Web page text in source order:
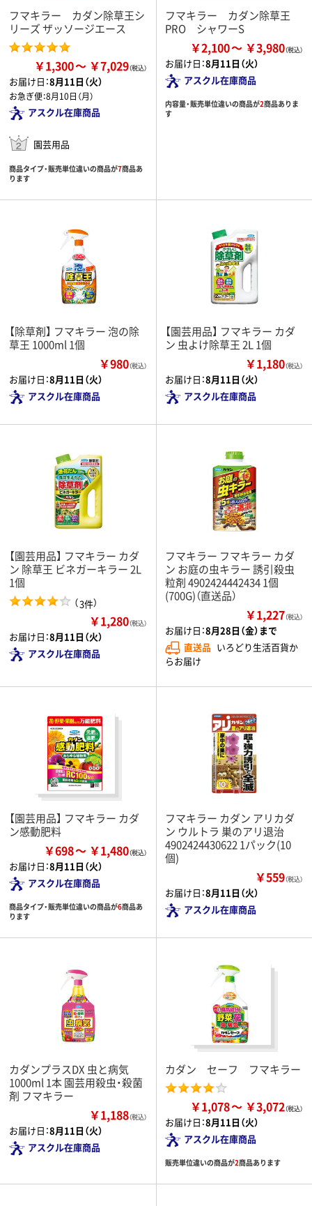
フマキラー カダン除草王シ
リーズ ザッソージエース
￥1,300 ￥7,029
お届け日：8月11日（火）
お急ぎ便：8月10日（月）
アスクル在庫商品
園芸用品
商品タイプ・販売単位違いの商品が7商品あ
ります
フマキラー カダン除草王
PRO シャワーS
￥2,100 ￥3,980
お届け日：8月11日（火）
アスクル在庫商品
内容量・販売単位違いの商品が2商品ありま
す
【除草剤】 フマキラー 泡の除
草王 1000ml 1個
￥980（税込）
お届け日：8月11日（火）
アスクル在庫商品
【園芸用品】 フマキラー カダ
ン 虫よけ除草王 2L 1個
￥1,180（税込）
お届け日：8月11日（火）
アスクル在庫商品
【園芸用品】 フマキラー カダ
ン 除草王 ビネガーキラー 2L
1個
（3件）
￥1,280（税込）
お届け日：8月11日（火）
アスクル在庫商品
フマキラー フマキラー カダ
ン お庭の虫キラー 誘引殺虫
粒剤 4902424442434 1個
(700G)（直送品）
￥1,227（税込）
お届け日：8月28日（金）まで
直送品 いろどり生活百貨か
らお届け
【園芸用品】 フマキラー カダ
ン感動肥料
￥698 ￥1,480
お届け日：8月11日（火）
アスクル在庫商品
商品タイプ・販売単位違いの商品が6商品あ
ります
フマキラー カダン アリカダ
ン ウルトラ 巣のアリ退治
4902424430622 1パック(10
個)
￥559（税込）
お届け日：8月11日（火）
アスクル在庫商品
カダンプラスDX 虫と病気
1000ml 1本 園芸用殺虫・殺菌
剤 フマキラー
￥1,188（税込）
お届け日：8月11日（火）
アスクル在庫商品
カダン セーフ フマキラー
￥1,078 ￥3,072
お届け日：8月11日（火）
アスクル在庫商品
販売単位違いの商品が2商品あります